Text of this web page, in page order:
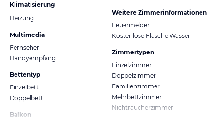
Klimatisierung
Heizung
Multimedia
Fernseher
Handyempfang
Bettentyp
Einzelbett
Doppelbett
Balkon
Weitere Zimmerinformationen
Feuermelder
Kostenlose Flasche Wasser
Zimmertypen
Einzelzimmer
Doppelzimmer
Familienzimmer
Mehrbettzimmer
Nichtraucherzimmer